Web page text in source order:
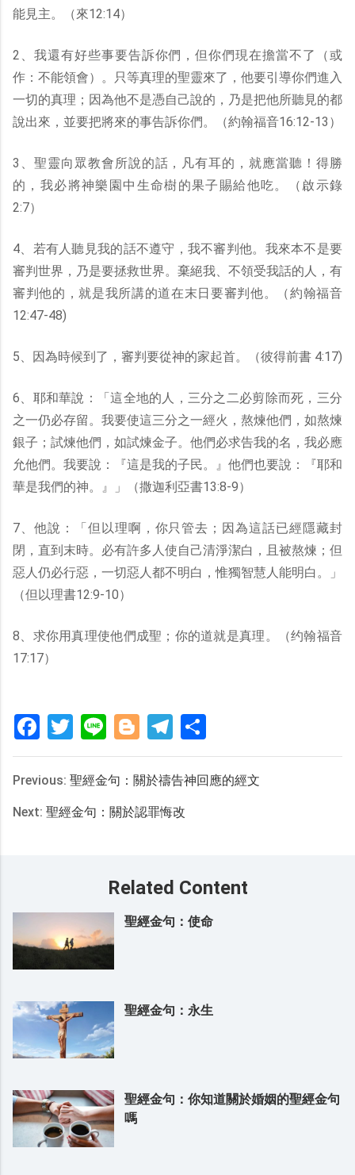
能見主。（來12:14）
2、我還有好些事要告訴你們，但你們現在擔當不了（或
作：不能領會）。只等真理的聖靈來了，他要引導你們進入
一切的真理；因為他不是憑自己說的，乃是把他所聽見的都
說出來，並要把將來的事告訴你們。（約翰福音16:12-13）
3、聖靈向眾教會所說的話，凡有耳的，就應當聽！得勝
的，我必將神樂園中生命樹的果子賜給他吃。（啟示錄
2:7）
4、若有人聽見我的話不遵守，我不審判他。我來本不是要
審判世界，乃是要拯救世界。棄絕我、不領受我話的人，有
審判他的，就是我所講的道在末日要審判他。（約翰福音
12:47-48)
5、因為時候到了，審判要從神的家起首。（彼得前書 4:17)
6、耶和華說：「這全地的人，三分之二必剪除而死，三分
之一仍必存留。我要使這三分之一經火，熬煉他們，如熬煉
銀子；試煉他們，如試煉金子。他們必求告我的名，我必應
允他們。我要說：『這是我的子民。』他們也要說：『耶和
華是我們的神。』」（撒迦利亞書13:8-9）
7、他說：「但以理啊，你只管去；因為這話已經隱藏封
閉，直到末時。必有許多人使自己清淨潔白，且被熬煉；但
惡人仍必行惡，一切惡人都不明白，惟獨智慧人能明白。」
（但以理書12:9-10）
8、求你用真理使他們成聖；你的道就是真理。（约翰福音
17:17）
FacebookTwitter Line Blogger Telegram
Previous: 聖經金句：關於禱告神回應的經文
Next: 聖經金句：關於認罪悔改
Related Content
聖經金句：使命
聖經金句：永生
聖經金句：你知道關於婚姻的聖經金句
嗎